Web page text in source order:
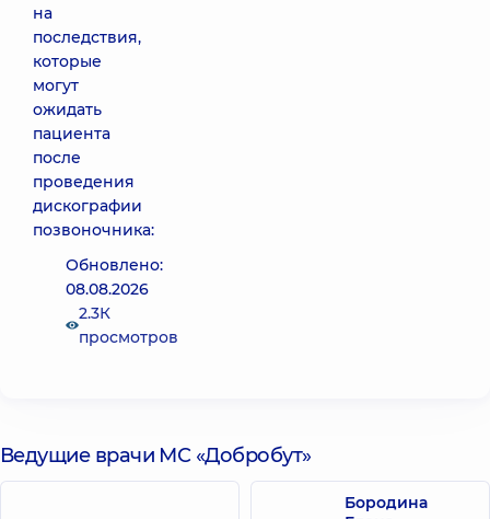
на
последствия,
которые
могут
ожидать
пациента
после
проведения
дискографии
позвоночника:
Обновлено:
08.08.2026
2.3К
просмотров
Ведущие врачи МС «Добробут»
Бородина